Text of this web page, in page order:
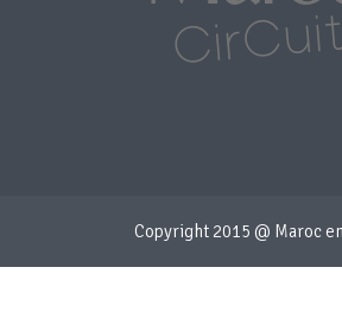
Copyright 2015 @ Maroc